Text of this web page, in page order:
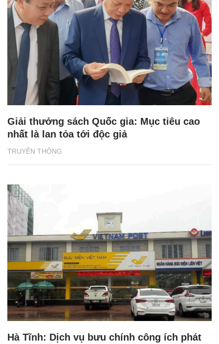
TRUYỀN THÔNG
Giải thưởng sách Quốc gia: Mục tiêu cao
nhất là lan tỏa tới độc giả
Hà Tĩnh: Dịch vụ bưu chính công ích phát